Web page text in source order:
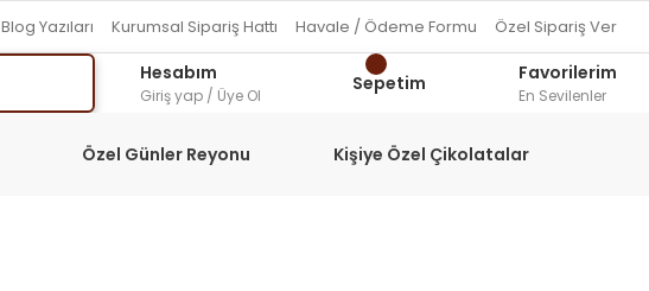
Blog Yazıları Kurumsal Sipariş Hattı Havale / Ödeme Formu Özel Sipariş Ver
Hesabım
Giriş yap / Üye Ol
Sepetim Favorilerim
En Sevilenler
Özel Günler Reyonu Kişiye Özel Çikolatalar